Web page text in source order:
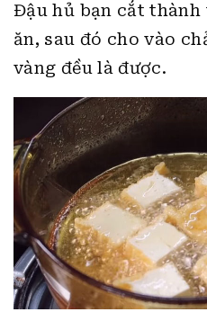
Đậu hủ bạn cắt thành
ăn, sau đó cho vào
vàng đều là được.